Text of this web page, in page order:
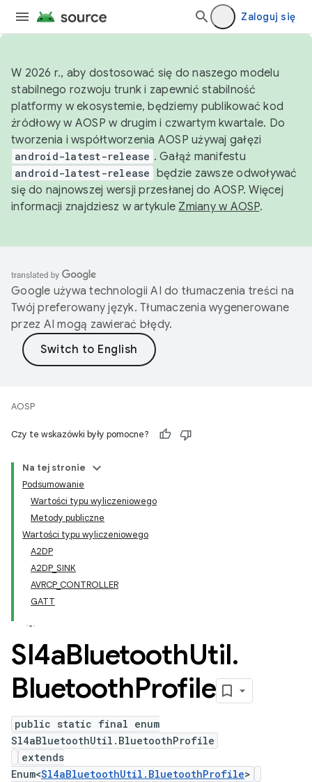
Zaloguj się
W 2026 r., aby dostosować się do naszego modelu
stabilnego rozwoju trunk i zapewnić stabilność
platformy w ekosystemie, będziemy publikować kod
źródłowy w AOSP w drugim i czwartym kwartale. Do
tworzenia i współtworzenia AOSP używaj gałęzi
android-latest-release . Gałąź manifestu
android-latest-release będzie zawsze odwoływać
się do najnowszej wersji przesłanej do AOSP. Więcej
informacji znajdziesz w artykule Zmiany w AOSP.
Google używa technologii AI do tłumaczenia treści na
Twój preferowany język. Tłumaczenia wygenerowane
przez AI mogą zawierać błędy.
AOSP
Czy te wskazówki były pomocne?
Na tej stronie
Podsumowanie
Wartości typu wyliczeniowego
Metody publiczne
Wartości typu wyliczeniowego
A2DP
A2DP_SINK
AVRCP_CONTROLLER
GATT
Sl4aBluetoothUtil.
BluetoothProfile
public static final enum
Sl4aBluetoothUtil.BluetoothProfile
extends
Enum<Sl4aBluetoothUtil.BluetoothProfile>